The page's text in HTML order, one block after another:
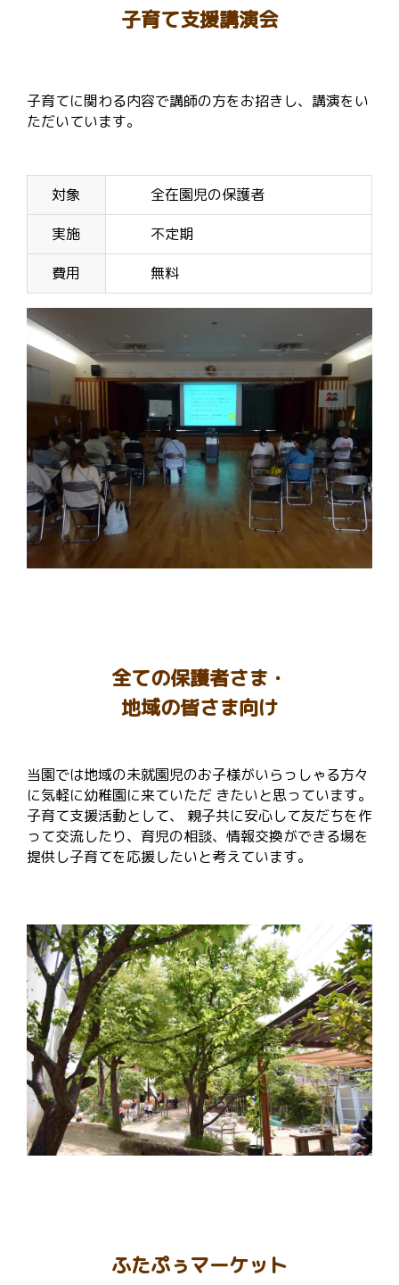
子育て支援講演会
子育てに関わる内容で講師の方をお招きし、講演をい
ただいています。
対象
全在園児の保護者
実施
不定期
費用
無料
全ての保護者さま・
地域の皆さま向け
当園では地域の未就園児のお子様がいらっしゃる方々
に気軽に幼稚園に来ていただ きたいと思っています。
子育て支援活動として、 親子共に安心して友だちを作
って交流したり、育児の相談、情報交換ができる場を
提供し子育てを応援したいと考えています。
ふたぷぅマーケット